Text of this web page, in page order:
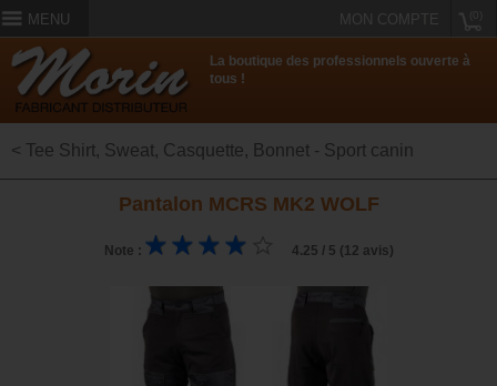
MENU MON COMPTE
La boutique des professionnels ouverte à
tous !
< Tee Shirt, Sweat, Casquette, Bonnet - Sport canin
Pantalon MCRS MK2 WOLF
Note : 4.25 / 5 (12 avis)